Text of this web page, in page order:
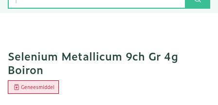
Product, merk, categorie...
Selenium Metallicum 9ch Gr 4g
Boiron
Geneesmiddel